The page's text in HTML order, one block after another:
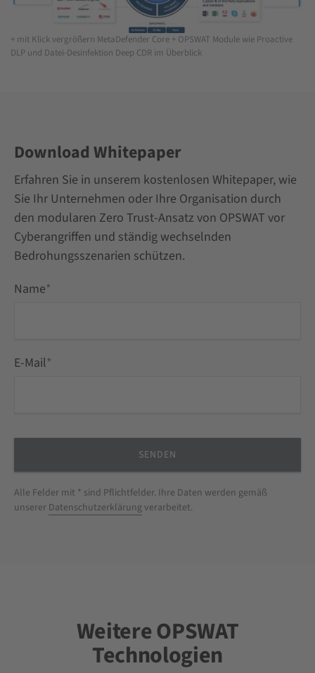
+ mit Klick vergrößern MetaDefender Core + OPSWAT Module wie Proactive
DLP und Datei-Desinfektion Deep CDR im Überblick
Download Whitepaper
Erfahren Sie in unserem kostenlosen Whitepaper, wie
Sie Ihr Unternehmen oder Ihre Organisation durch
den modularen Zero Trust-Ansatz von OPSWAT vor
Cyberangriffen und ständig wechselnden
Bedrohungsszenarien schützen.
Name*
E-Mail*
Alle Felder mit * sind Pflichtfelder. Ihre Daten werden gemäß
unserer Datenschutzerklärungverarbeitet.
Weitere OPSWAT
Technologien